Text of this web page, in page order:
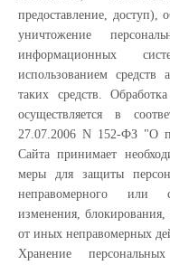
предоставление, доступ),
уничтожение
информационных
использованием средств
таких средств.
осуществляется в
27.07.2006 N 152-ФЗ "О
Сайта принимает
меры для защиты
неправомерного или
изменения, блокирования,
от иных неправомерных
Хранение